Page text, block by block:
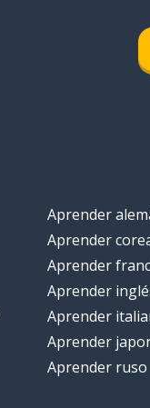
Aprender
Aprender
Aprender
Aprender
Aprender
Aprender
Aprender ruso